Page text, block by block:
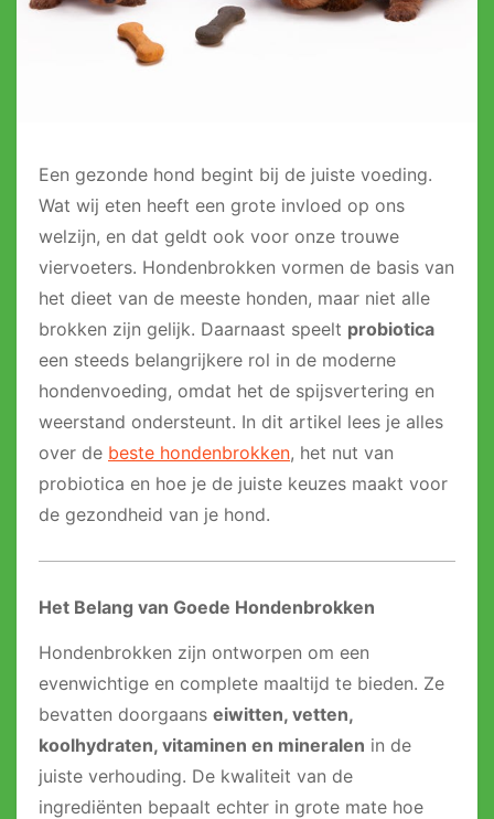
Een gezonde hond begint bij de juiste voeding.
Wat wij eten heeft een grote invloed op ons
welzijn, en dat geldt ook voor onze trouwe
viervoeters. Hondenbrokken vormen de basis van
het dieet van de meeste honden, maar niet alle
brokken zijn gelijk. Daarnaast speelt probiotica
een steeds belangrijkere rol in de moderne
hondenvoeding, omdat het de spijsvertering en
weerstand ondersteunt. In dit artikel lees je alles
over de beste hondenbrokken, het nut van
probiotica en hoe je de juiste keuzes maakt voor
de gezondheid van je hond.
Het Belang van Goede Hondenbrokken
Hondenbrokken zijn ontworpen om een
evenwichtige en complete maaltijd te bieden. Ze
bevatten doorgaans eiwitten, vetten,
koolhydraten, vitaminen en mineralen in de
juiste verhouding. De kwaliteit van de
ingrediënten bepaalt echter in grote mate hoe